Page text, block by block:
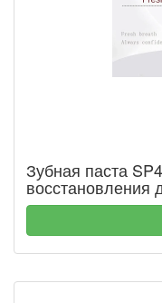
Зубная паста
восстановления